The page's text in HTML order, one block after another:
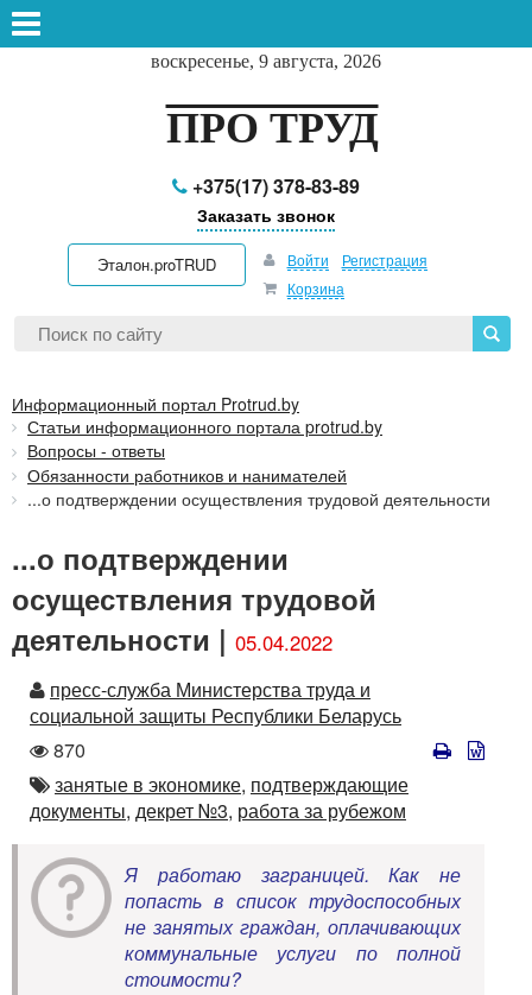
воскресенье, 9 августа, 2026
ПРО ТРУД
+375(17) 378-83-89
Заказать звонок
Эталон.proTRUD Войти
Регистрация
Корзина
Информационный портал Protrud.by
Статьи информационного портала protrud.by
Вопросы - ответы
Обязанности работников и нанимателей
...о подтверждении осуществления трудовой деятельности
...о подтверждении
осуществления трудовой
деятельности | 05.04.2022
Автор
пресс-служба Министерства труда и
социальной защиты Республики Беларусь
Количество
просмотров
870
Автор
занятые в экономике, подтверждающие
документы, декрет №3, работа за рубежом
Я работаю заграницей. Как не
попасть в список трудоспособных
не занятых граждан, оплачивающих
коммунальные услуги по полной
стоимости?